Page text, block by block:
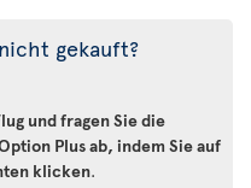
gekauft?
und fragen Sie die
Plus ab, indem Sie auf
klicken.